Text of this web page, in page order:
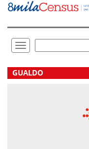
Vai
direttamente
Toggle
navigation
.
GUALDO